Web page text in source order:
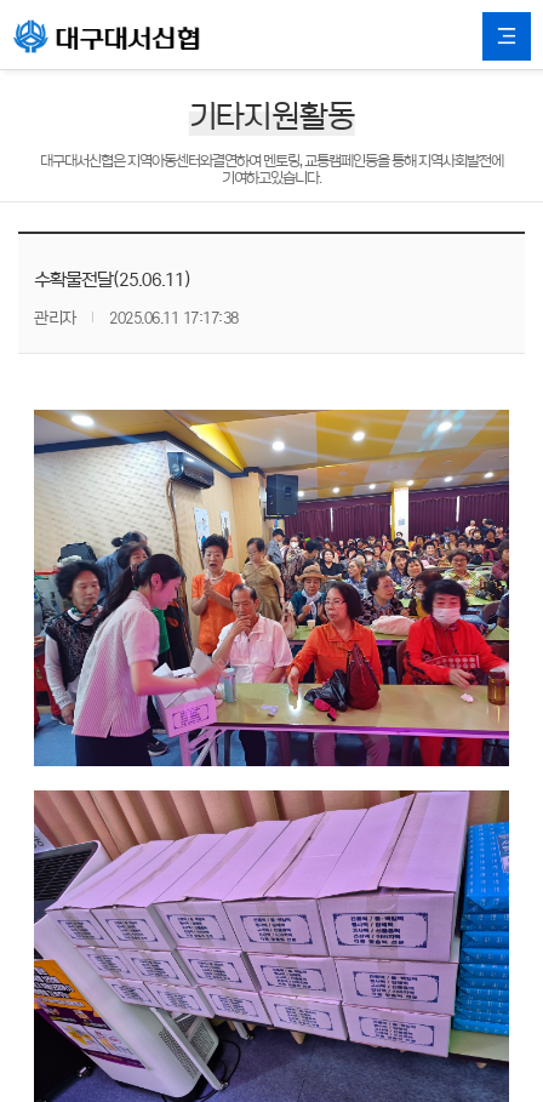
기타지원활동
대구대서신협은 지역아동센터와결연하여 멘토링, 교통캠페인등을 통해 지역사회발전에
기여하고있습니다.
수확물전달(25.06.11)
관리자 2025.06.11 17:17:38